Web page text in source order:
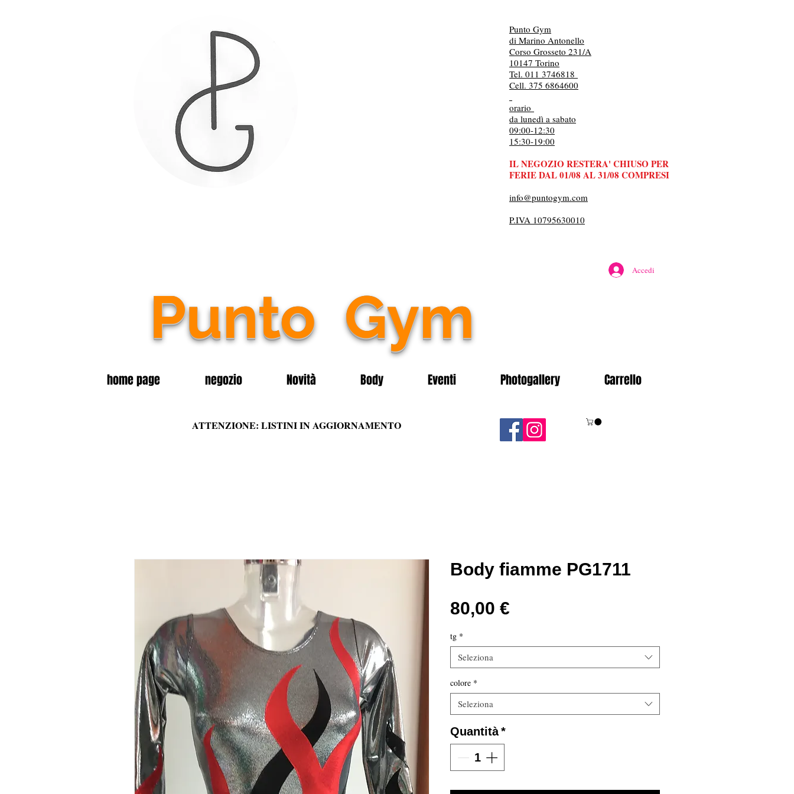
PuntoGym
Punto Gym
di Marino Antonello
Corso Grosseto 231/A
10147 Torino
Tel. 011 3746818
Cell. 375 6864600
orario
da lunedì a sabato
09:00-12:30
15:30-19:00
IL NEGOZIO RESTERA' CHIUSO PER
FERIE DAL 01/08 AL 31/08 COMPRESI
info@puntogym.com
P.IVA 10795630010
Accedi
home page negozio Novità Body Eventi Photogallery Carrello
ATTENZIONE: LISTINI IN AGGIORNAMENTO
Body fiamme PG1711
80,00 €
tg *
Seleziona
colore *
Seleziona
Quantità*